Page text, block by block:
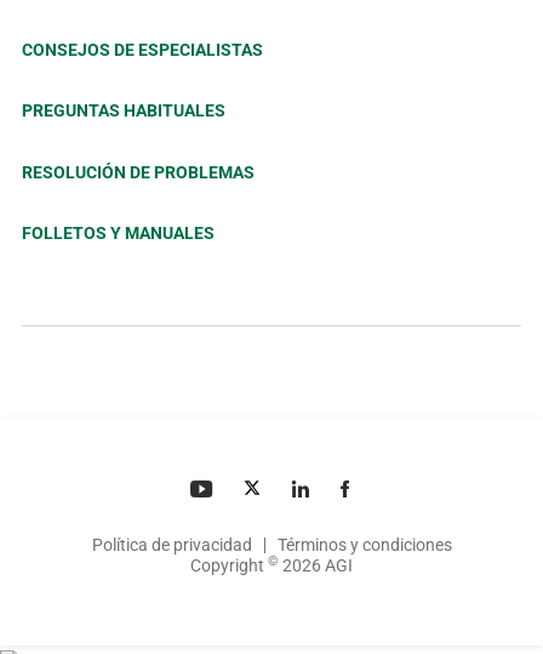
CONSEJOS DE ESPECIALISTAS
PREGUNTAS HABITUALES
RESOLUCIÓN DE PROBLEMAS
FOLLETOS Y MANUALES
Política de privacidad
Términos y condiciones
Copyright © 2026 AGI